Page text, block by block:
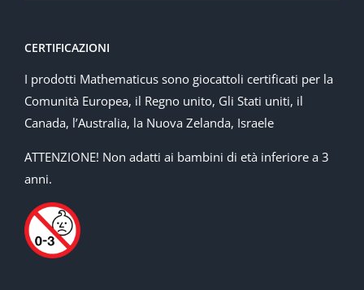
CERTIFICAZIONI
I prodotti Mathematicus sono giocattoli certificati per la
Comunità Europea, il Regno unito, Gli Stati uniti, il
Canada, l’Australia, la Nuova Zelanda, Israele
ATTENZIONE! Non adatti ai bambini di età inferiore a 3
anni.